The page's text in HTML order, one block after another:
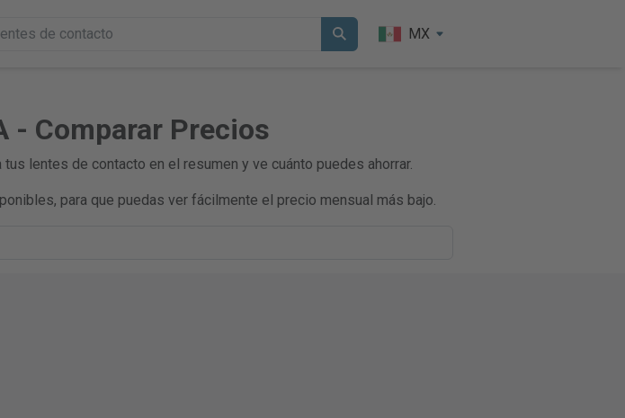
MX
- Comparar Precios
lentes de contacto en el resumen y ve cuánto puedes ahorrar.
para que puedas ver fácilmente el precio mensual más bajo.